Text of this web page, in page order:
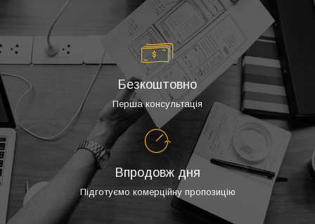
Безкоштовно
Перша консультація
Впродовж дня
Підготуємо комерційну пропозицію